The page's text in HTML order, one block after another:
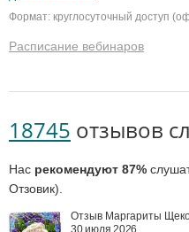
Формат: круглосуточный доступ
Расписание вебинаров
18745 отзывов
Нас рекомендуют 87%
Отзовик).
Отзыв Маргариты